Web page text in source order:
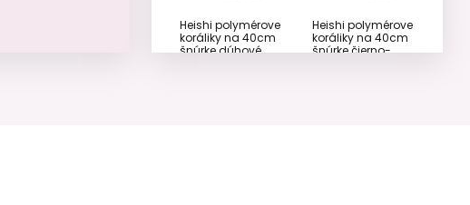
Heishi polymérove
koráliky na 40cm
šnúrke dúhové
Heishi polymérove
koráliky na 40cm
šnúrke čierno-